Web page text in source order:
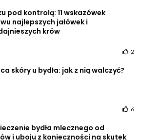
pod kontrolą: 11 wskazówek
najlepszych jałówek i
krów
2
skóry u bydła: jak z nią walczyć?
6
bydła mlecznego od
i uboju z konieczności na skutek